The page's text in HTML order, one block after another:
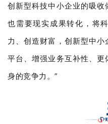
创新型科技中小企业的吸
也需要现实成果转化，将
力、创造财富，创新型中
平台、增强业务互补性、
身的竞争力。”